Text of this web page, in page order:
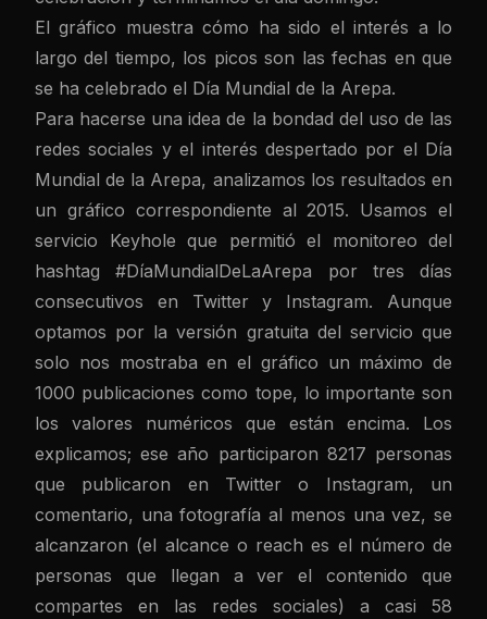
El gráfico muestra cómo ha sido el interés a lo
largo del tiempo, los picos son las fechas en que
se ha celebrado el Día Mundial de la Arepa.
Para hacerse una idea de la bondad del uso de las
redes sociales y el interés despertado por el Día
Mundial de la Arepa, analizamos los resultados en
un gráfico correspondiente al 2015. Usamos el
servicio Keyhole que permitió el monitoreo del
hashtag #DíaMundialDeLaArepa por tres días
consecutivos en Twitter y Instagram. Aunque
optamos por la versión gratuita del servicio que
solo nos mostraba en el gráfico un máximo de
1000 publicaciones como tope, lo importante son
los valores numéricos que están encima. Los
explicamos; ese año participaron 8217 personas
que publicaron en Twitter o Instagram, un
comentario, una fotografía al menos una vez, se
alcanzaron (el alcance o reach es el número de
personas que llegan a ver el contenido que
compartes en las redes sociales) a casi 58